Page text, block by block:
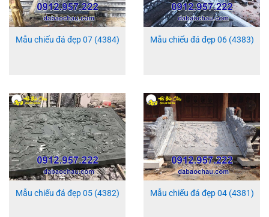
Mẫu chiếu đá đẹp 07 (4384) Mẫu chiếu đá đẹp 06 (4383)
Mẫu chiếu đá đẹp 05 (4382) Mẫu chiếu đá đẹp 04 (4381)